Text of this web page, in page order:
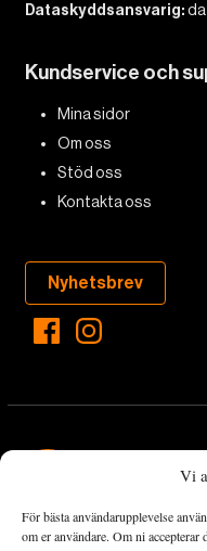
Vi
För bästa användarupplevelse
om er användare. Om ni
Dataskyddsansvarig:
Kundservice och
Mina sidor
Om oss
Stöd oss
Kontakta oss
Nyhetsbrev
Landets Fria Tidning är